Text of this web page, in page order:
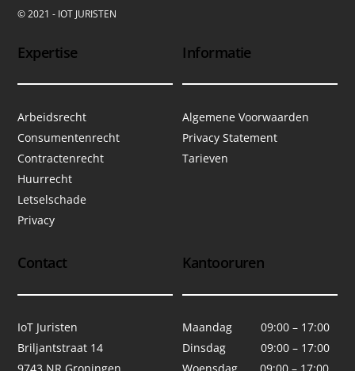
© 2021 - IOT JURISTEN
Expertise
Arbeidsrecht
Consumentenrecht
Contractenrecht
Huurrecht
Letselschade
Privacy
Informatie
Algemene Voorwaarden
Privacy Statement
Tarieven
Contact
IoT Juristen
Briljantstraat 14
Kantooruren
Maandag 09:00 – 17:00
Dinsdag 09:00 – 17:00